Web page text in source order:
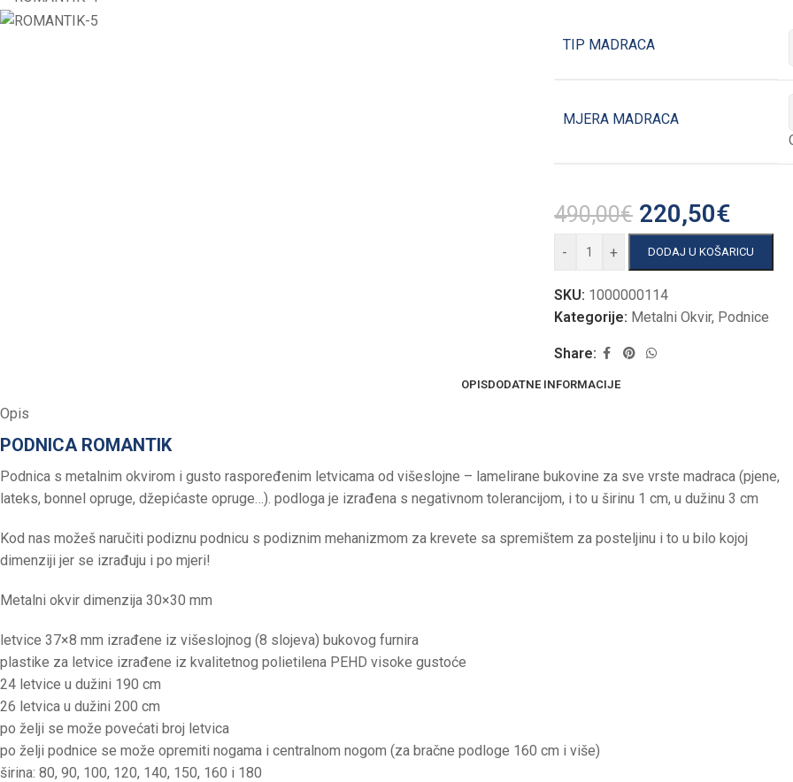
TIP MADRACA
MJERA MADRACA
490,00€ 220,50€
- + DODAJ U KOŠARICU
SKU: 1000000114
Kategorije: Metalni Okvir, Podnice
Share:
OPISDODATNE INFORMACIJE
Opis
PODNICA ROMANTIK
Podnica s metalnim okvirom i gusto raspoređenim letvicama od višeslojne – lamelirane bukovine za sve vrste madraca (pjene,
lateks, bonnel opruge, džepićaste opruge…). podloga je izrađena s negativnom tolerancijom, i to u širinu 1 cm, u dužinu 3 cm
Kod nas možeš naručiti podiznu podnicu s podiznim mehanizmom za krevete sa spremištem za posteljinu i to u bilo kojoj
dimenziji jer se izrađuju i po mjeri!
Metalni okvir dimenzija 30×30 mm
letvice 37×8 mm izrađene iz višeslojnog (8 slojeva) bukovog furnira
plastike za letvice izrađene iz kvalitetnog polietilena PEHD visoke gustoće
24 letvice u dužini 190 cm
26 letvica u dužini 200 cm
po želji se može povećati broj letvica
po želji podnice se može opremiti nogama i centralnom nogom (za bračne podloge 160 cm i više)
širina: 80, 90, 100, 120, 140, 150, 160 i 180